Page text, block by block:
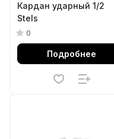
Кардан ударный 1/2
Stels
0
Подробнее